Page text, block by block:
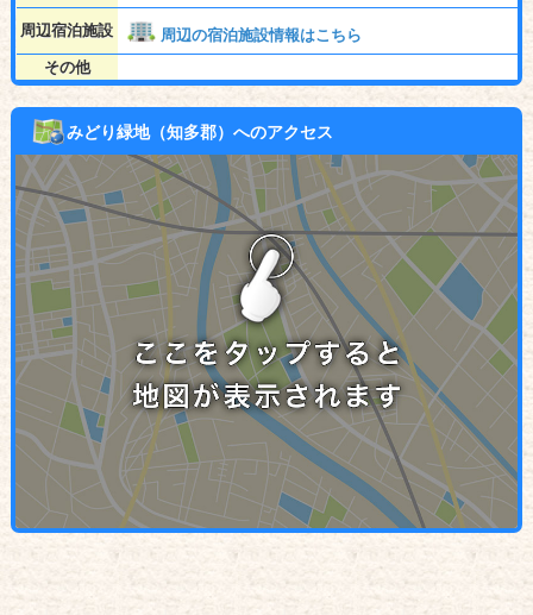
周辺宿泊施設
周辺の宿泊施設情報はこちら
その他
みどり緑地（知多郡）へのアクセス